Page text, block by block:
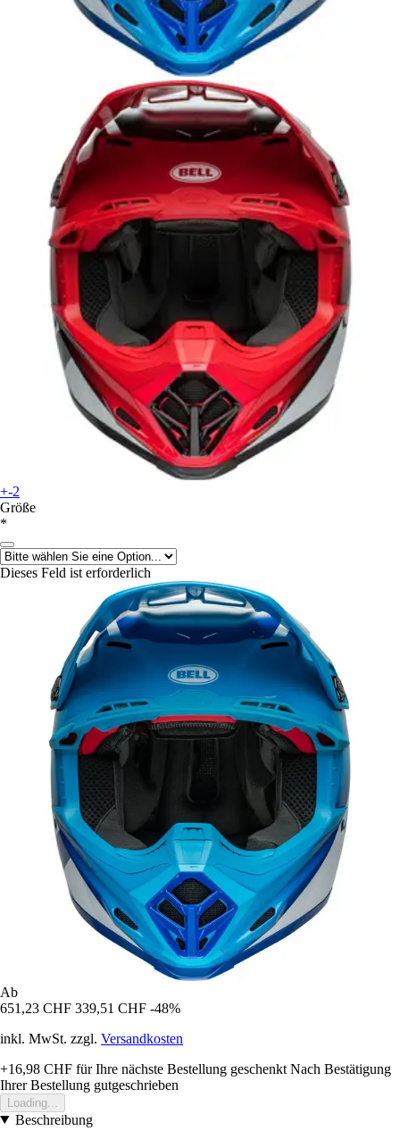
+-2
Größe
*
Dieses Feld ist erforderlich
Ab
651,23 CHF 339,51 CHF -48%
inkl. MwSt. zzgl. Versandkosten
+16,98 CHF für Ihre nächste Bestellung geschenkt Nach Bestätigung
Ihrer Bestellung gutgeschrieben
Loading...
Beschreibung